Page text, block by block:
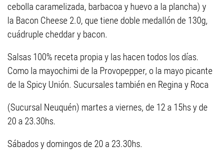
cebolla caramelizada, barbacoa y huevo a la plancha) y
la Bacon Cheese 2.0, que tiene doble medallón de 130g,
cuádruple cheddar y bacon.
Salsas 100% receta propia y las hacen todos los días.
Como la mayochimi de la Provopepper, o la mayo picante
de la Spicy Unión. Sucursales también en Regina y Roca
(Sucursal Neuquén) martes a viernes, de 12 a 15hs y de
20 a 23.30hs.
Sábados y domingos de 20 a 23.30hs.